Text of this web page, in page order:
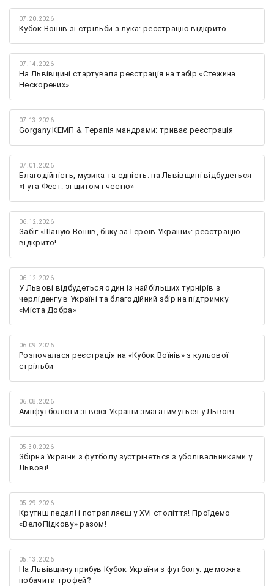
07.20.2026
Кубок Воїнів зі стрільби з лука: реєстрацію відкрито
07.14.2026
На Львівщині стартувала реєстрація на табір «Стежина
Нескорених»
07.13.2026
Gorgany КЕМП & Терапія мандрами: триває реєстрація
07.01.2026
Благодійність, музика та єдність: на Львівщині відбудеться
«Гута Фест: зі щитом і честю»
06.12.2026
Забіг «Шаную Воїнів, біжу за Героїв України»: реєстрацію
відкрито!
06.12.2026
У Львові відбудеться один із найбільших турнірів з
черліденгу в Україні та благодійний збір на підтримку
«Міста Добра»
06.09.2026
Розпочалася реєстрація на «Кубок Воїнів» з кульової
стрільби
06.08.2026
Ампфутболісти зі всієї України змагатимуться у Львові
05.30.2026
Збірна України з футболу зустрінеться з уболівальниками у
Львові!
05.29.2026
Крутиш педалі і потрапляєш у XVI століття! Проїдемо
«ВелоПідкову» разом!
05.13.2026
На Львівщину прибув Кубок України з футболу: де можна
побачити трофей?